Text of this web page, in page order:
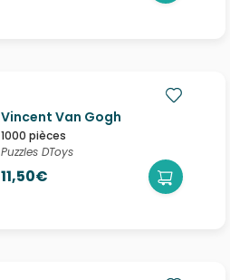
Vincent Van Gogh
1000 pièces
Puzzles DToys
11,50€